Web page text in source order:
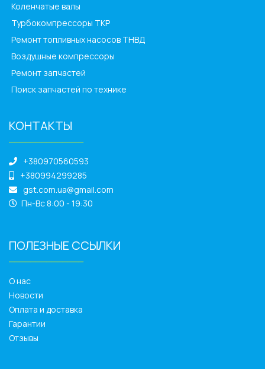
Коленчатые валы
Турбокомпрессоры ТКР
Ремонт топливных насосов ТНВД
Воздушные компрессоры
Ремонт запчастей
Поиск запчастей по технике
КОНТАКТЫ
+380970560593
+380994299285
gst.com.ua@gmail.com
Пн-Вс 8:00 - 19:30
ПОЛЕЗНЫЕ ССЫЛКИ
О нас
Новости
Оплата и доставка
Гарантии
Отзывы